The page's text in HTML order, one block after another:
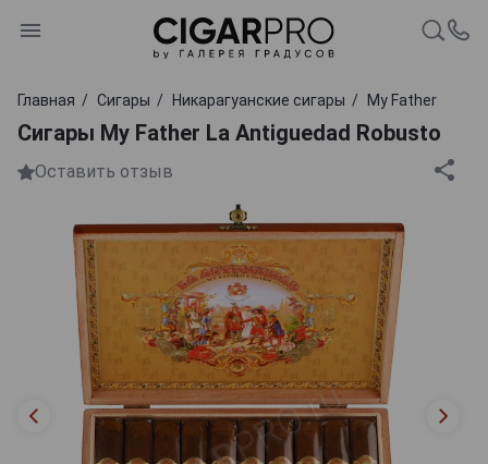
Главная Сигары Никарагуанские сигары My Father
Сигары My Father La Antiguedad Robusto
Оставить отзыв